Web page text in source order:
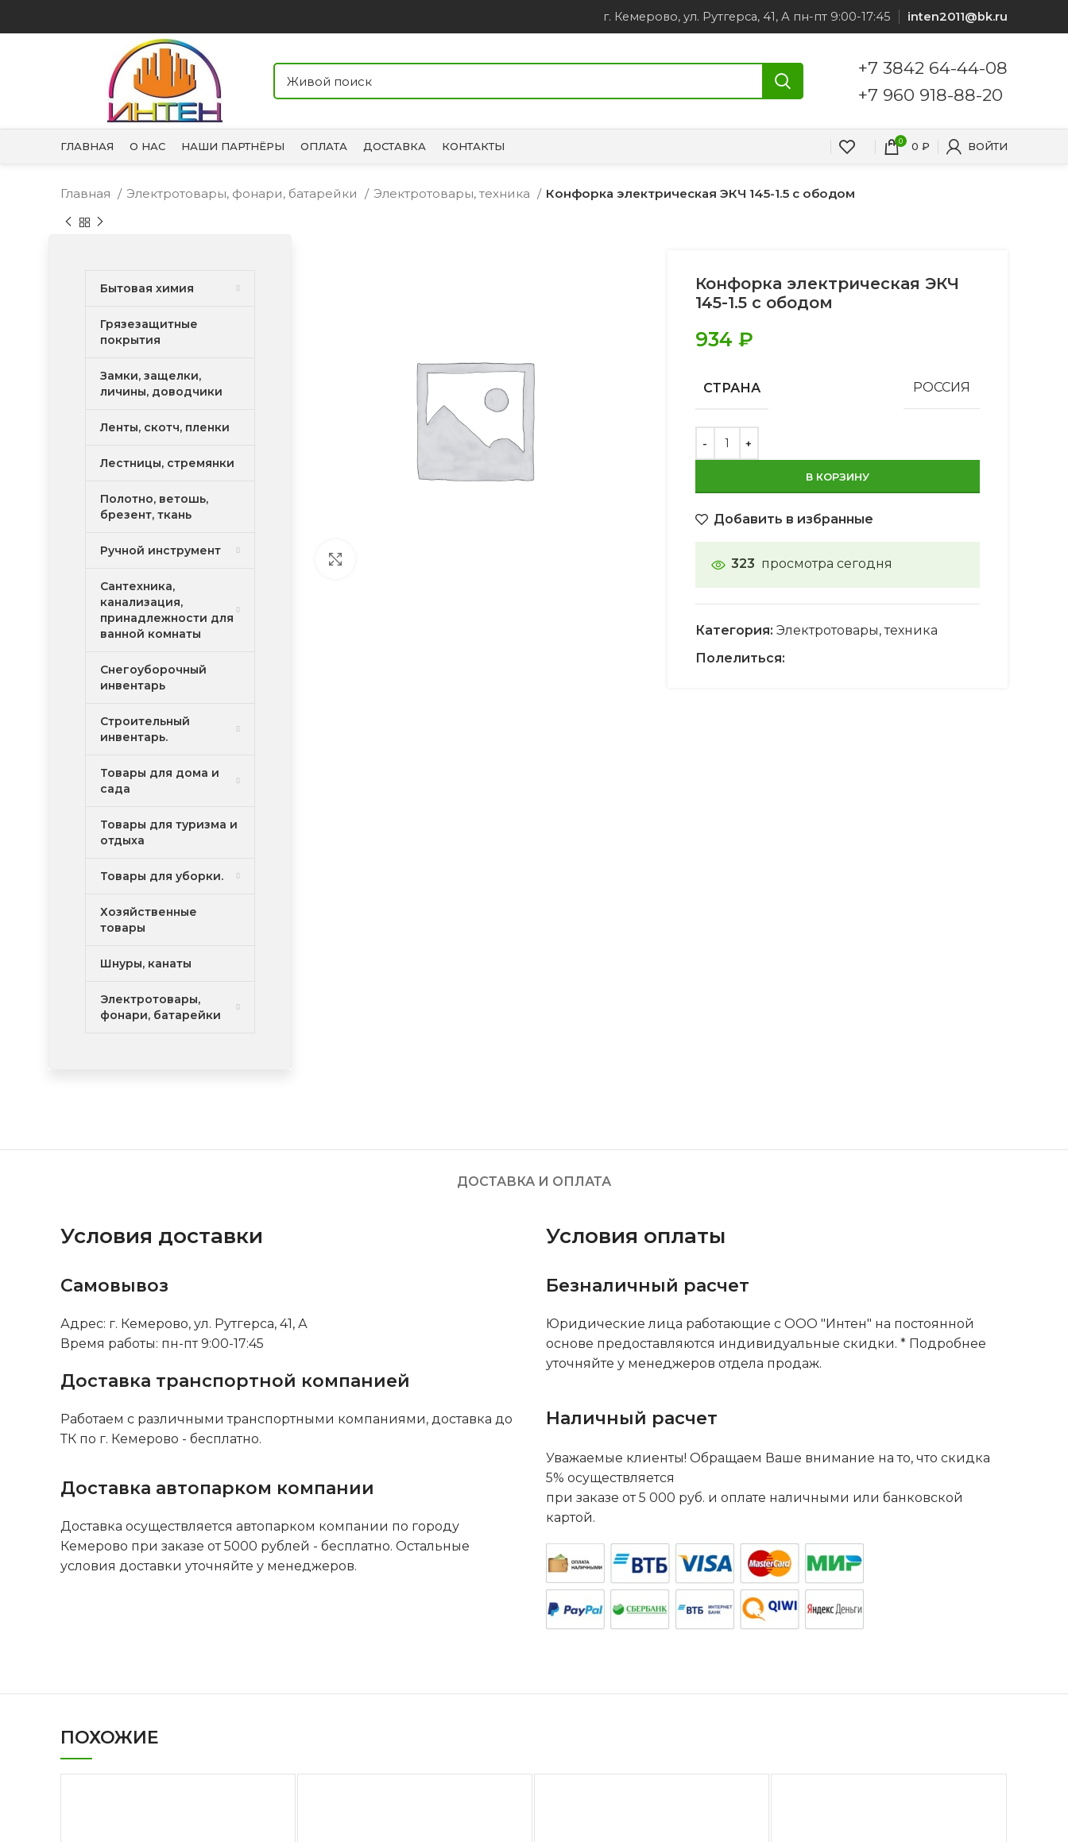
г. Кемерово, ул. Рутгерса, 41, А пн-пт 9:00-17:45 inten2011@bk.ru
+7 3842 64-44-08
+7 960 918-88-20
ГЛАВНАЯ О НАС НАШИ ПАРТНЁРЫ ОПЛАТА ДОСТАВКА КОНТАКТЫ 0 0 ₽ ВОЙТИ
Главная Электротовары, фонари, батарейки Электротовары, техника Конфорка электрическая ЭКЧ 145-1.5 с ободом
Конфорка электрическая ЭКЧ
145-1.5 с ободом
934 ₽
СТРАНА РОССИЯ
В КОРЗИНУ
Добавить в избранные
323 просмотра сегодня
Категория: Электротовары, техника
Полелиться:
Бытовая химия
Грязезащитные
покрытия
Замки, защелки,
личины, доводчики
Ленты, скотч, пленки
Лестницы, стремянки
Полотно, ветошь,
брезент, ткань
Ручной инструмент
Сантехника,
канализация,
принадлежности для
ванной комнаты
Снегоуборочный
инвентарь
Строительный
инвентарь.
Товары для дома и
сада
Товары для туризма и
отдыха
Товары для уборки.
Хозяйственные
товары
Шнуры, канаты
Электротовары,
фонари, батарейки
ДОСТАВКА И ОПЛАТА
Условия доставки
Самовывоз
Адрес: г. Кемерово, ул. Рутгерса, 41, А
Время работы: пн-пт 9:00-17:45
Доставка транспортной компанией
Работаем с различными транспортными компаниями, доставка до
ТК по г. Кемерово - бесплатно.
Доставка автопарком компании
Доставка осуществляется автопарком компании по городу
Кемерово при заказе от 5000 рублей - бесплатно. Остальные
условия доставки уточняйте у менеджеров.
Условия оплаты
Безналичный расчет
Юридические лица работающие с ООО "Интен" на постоянной
основе предоставляются индивидуальные скидки. * Подробнее
уточняйте у менеджеров отдела продаж.
Наличный расчет
Уважаемые клиенты! Обращаем Ваше внимание на то, что скидка
5% осуществляется
при заказе от 5 000 руб. и оплате наличными или банковской
картой.
ПОХОЖИЕ